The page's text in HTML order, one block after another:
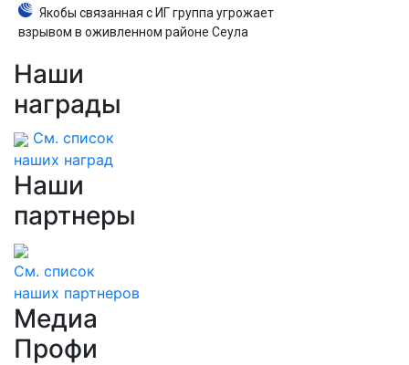
Якобы связанная с ИГ группа угрожает
взрывом в оживленном районе Сеула
Наши
награды
См. список
наших наград
Наши
партнеры
См. список
наших партнеров
Медиа
Профи